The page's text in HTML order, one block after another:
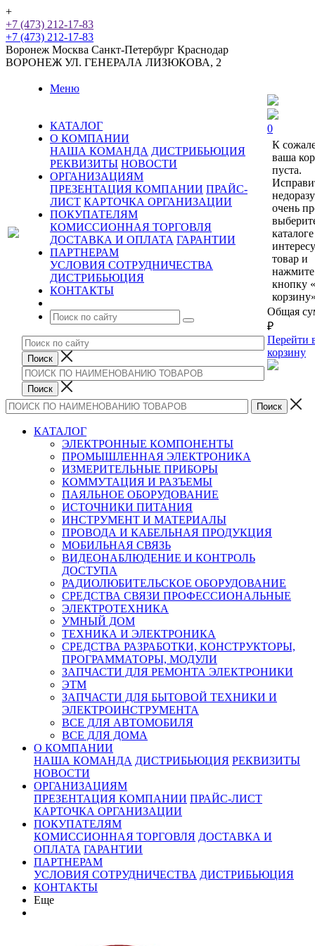
+
+7 (473) 212-17-83
+7 (473) 212-17-83
Воронеж Москва Санкт-Петербург Краснодар
ВОРОНЕЖ УЛ. ГЕНЕРАЛА ЛИЗЮКОВА, 2
Меню
КАТАЛОГ
О КОМПАНИИ
НАША КОМАНДА ДИСТРИБЬЮЦИЯ
РЕКВИЗИТЫ НОВОСТИ
ОРГАНИЗАЦИЯМ
ПРЕЗЕНТАЦИЯ КОМПАНИИ ПРАЙС-
ЛИСТ КАРТОЧКА ОРГАНИЗАЦИИ
ПОКУПАТЕЛЯМ
КОМИССИОННАЯ ТОРГОВЛЯ
ДОСТАВКА И ОПЛАТА ГАРАНТИИ
ПАРТНЕРАМ
УСЛОВИЯ СОТРУДНИЧЕСТВА
ДИСТРИБЬЮЦИЯ
КОНТАКТЫ
0
К
ваша
пуста.
очень
каталоге
товар и
нажмите
кнопку
Общая
₽
Перейти
корзину
КАТАЛОГ
ЭЛЕКТРОННЫЕ КОМПОНЕНТЫ
ПРОМЫШЛЕННАЯ ЭЛЕКТРОНИКА
ИЗМЕРИТЕЛЬНЫЕ ПРИБОРЫ
КОММУТАЦИЯ И РАЗЪЕМЫ
ПАЯЛЬНОЕ ОБОРУДОВАНИЕ
ИСТОЧНИКИ ПИТАНИЯ
ИНСТРУМЕНТ И МАТЕРИАЛЫ
ПРОВОДА И КАБЕЛЬНАЯ ПРОДУКЦИЯ
МОБИЛЬНАЯ СВЯЗЬ
ВИДЕОНАБЛЮДЕНИЕ И КОНТРОЛЬ
ДОСТУПА
РАДИОЛЮБИТЕЛЬСКОЕ ОБОРУДОВАНИЕ
СРЕДСТВА СВЯЗИ ПРОФЕССИОНАЛЬНЫЕ
ЭЛЕКТРОТЕХНИКА
УМНЫЙ ДОМ
ТЕХНИКА И ЭЛЕКТРОНИКА
СРЕДСТВА РАЗРАБОТКИ, КОНСТРУКТОРЫ,
ПРОГРАММАТОРЫ, МОДУЛИ
ЗАПЧАСТИ ДЛЯ РЕМОНТА ЭЛЕКТРОНИКИ
ЭТМ
ЗАПЧАСТИ ДЛЯ БЫТОВОЙ ТЕХНИКИ И
ЭЛЕКТРОИНСТРУМЕНТА
ВСЕ ДЛЯ АВТОМОБИЛЯ
ВСЕ ДЛЯ ДОМА
О КОМПАНИИ
НАША КОМАНДА ДИСТРИБЬЮЦИЯ РЕКВИЗИТЫ
НОВОСТИ
ОРГАНИЗАЦИЯМ
ПРЕЗЕНТАЦИЯ КОМПАНИИ ПРАЙС-ЛИСТ
КАРТОЧКА ОРГАНИЗАЦИИ
ПОКУПАТЕЛЯМ
КОМИССИОННАЯ ТОРГОВЛЯ ДОСТАВКА И
ОПЛАТА ГАРАНТИИ
ПАРТНЕРАМ
УСЛОВИЯ СОТРУДНИЧЕСТВА ДИСТРИБЬЮЦИЯ
КОНТАКТЫ
Еще